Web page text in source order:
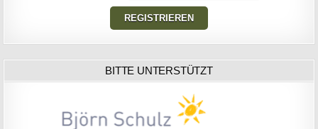
BITTE UNTERSTÜTZT